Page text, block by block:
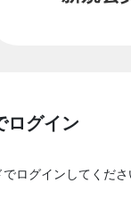
ログイン
ログインしてくださ